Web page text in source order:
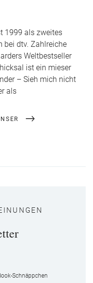
1999 als zweites
bei dtv. Zahlreiche
Weltbestseller
ist ein mieser
– Sieh mich nicht
als
Schnäppchen